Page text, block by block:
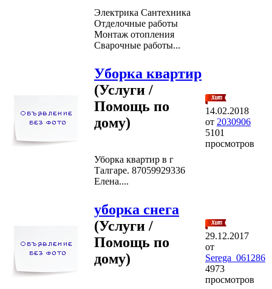
Электрика Сантехника
Отделочные работы
Монтаж отопления
Сварочные работы...
Уборка квартир
(Услуги /
Помощь по
дому)
Уборка квартир в г
Талгаре. 87059929336
Елена....
14.02.2018
от 2030906
5101
просмотров
уборка снега
(Услуги /
Помощь по
дому)
29.12.2017
от
Serega_061286
4973
просмотров